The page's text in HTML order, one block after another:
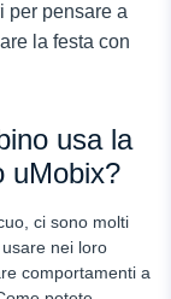
per pensare a
la festa con
usa la
uMobix?
ci sono molti
nei loro
comportamenti a